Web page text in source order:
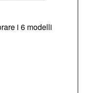
i 6 modelli